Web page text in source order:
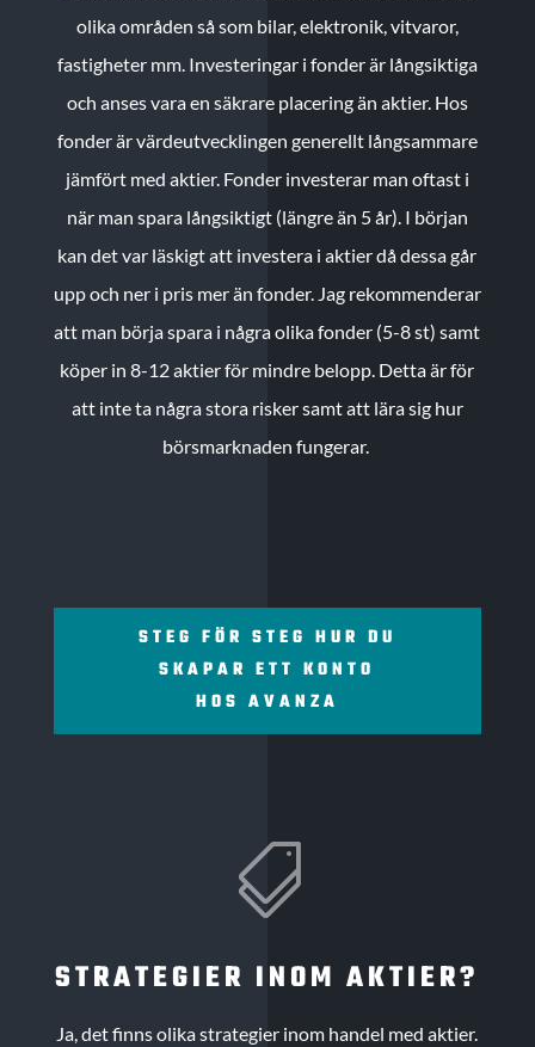
olika områden så som bilar, elektronik, vitvaror,
fastigheter mm. Investeringar i fonder är långsiktiga
och anses vara en säkrare placering än aktier. Hos
fonder är värdeutvecklingen generellt långsammare
jämfört med aktier. Fonder investerar man oftast i
när man spara långsiktigt (längre än 5 år). I början
kan det var läskigt att investera i aktier då dessa går
upp och ner i pris mer än fonder. Jag rekommenderar
att man börja spara i några olika fonder (5-8 st) samt
köper in 8-12 aktier för mindre belopp. Detta är för
att inte ta några stora risker samt att lära sig hur
börsmarknaden fungerar.
STEG FÖR STEG HUR DU
SKAPAR ETT KONTO
HOS AVANZA

STRATEGIER INOM AKTIER?
Ja, det finns olika strategier inom handel med aktier.